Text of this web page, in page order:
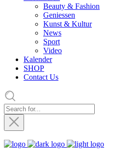
Beauty & Fashion
Geniessen
Kunst & Kultur
News
Sport
Video
Kalender
SHOP
Contact Us